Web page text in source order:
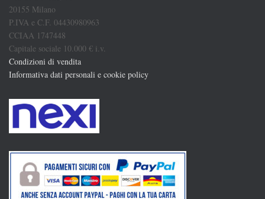
20155 Milano
P.IVA e C.F. 04430980963
CCIAA 1747448
Capitale sociale 10.000 € i.v.
Condizioni di vendita
Informativa dati personali e cookie policy